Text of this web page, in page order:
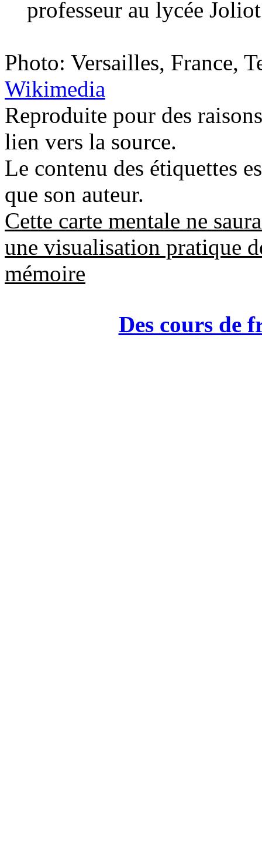
professeur au lycée
Photo: Versailles, France,
Wikimedia
Reproduite pour des
lien vers la source.
Le contenu des étiquettes
que son auteur.
Cette carte mentale ne
une visualisation pratique
mémoire
Des cours de